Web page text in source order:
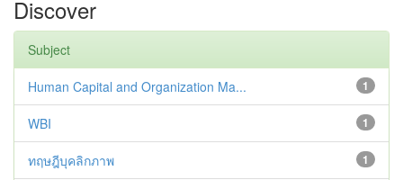
Discover
Subject
1
Human Capital and Organization Ma...
1
WBI
1
ทฤษฎีบุคลิกภาพ